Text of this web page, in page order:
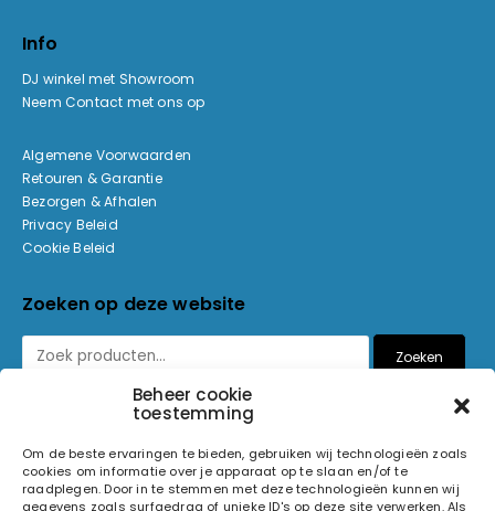
Beheer cookie
toestemming
Om de beste ervaringen te bieden, gebruiken wij technologieën zoals
cookies om informatie over je apparaat op te slaan en/of te
raadplegen. Door in te stemmen met deze technologieën kunnen wij
gegevens zoals surfgedrag of unieke ID's op deze site verwerken. Als
Info
DJ winkel met Showroom
Neem Contact met ons op
Algemene Voorwaarden
Retouren & Garantie
Bezorgen & Afhalen
Privacy Beleid
Cookie Beleid
Zoeken op deze website
Zoeken